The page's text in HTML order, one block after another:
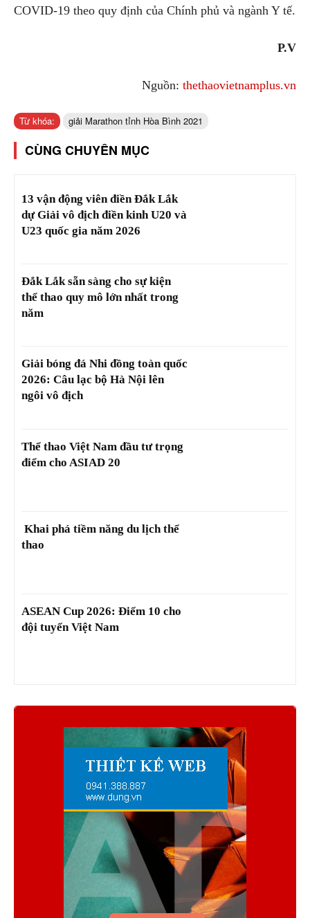
COVID-19 theo quy định của Chính phủ và ngành Y tế.
P.V
Nguồn: thethaovietnamplus.vn
Từ khóa: giải Marathon tỉnh Hòa Bình 2021
CÙNG CHUYÊN MỤC
13 vận động viên điền Đắk Lắk
dự Giải vô địch điền kinh U20 và
U23 quốc gia năm 2026
Đắk Lắk sẵn sàng cho sự kiện
thể thao quy mô lớn nhất trong
năm
Giải bóng đá Nhi đồng toàn quốc
2026: Câu lạc bộ Hà Nội lên
ngôi vô địch
Thể thao Việt Nam đầu tư trọng
điểm cho ASIAD 20
Khai phá tiềm năng du lịch thể
thao
ASEAN Cup 2026: Điểm 10 cho
đội tuyển Việt Nam